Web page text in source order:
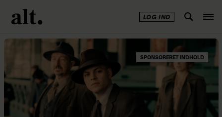
LOG IND
SPONSORERET INDHOLD